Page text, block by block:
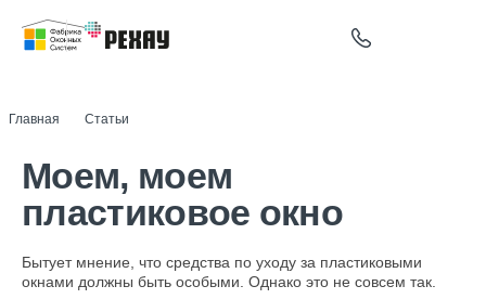
Главная Статьи
Моем, моем
пластиковое окно
Бытует мнение, что средства по уходу за пластиковыми
окнами должны быть особыми. Однако это не совсем так.